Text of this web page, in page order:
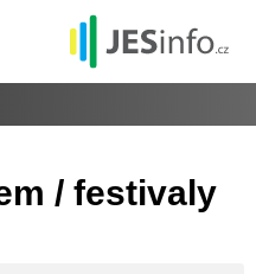
/ festivaly